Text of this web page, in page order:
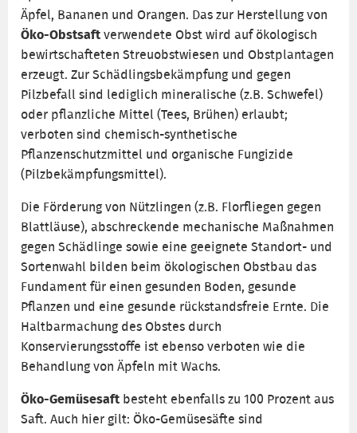
Äpfel, Bananen und Orangen. Das zur Herstellung von
Öko-Obstsaftverwendete Obst wird auf ökologisch
bewirtschafteten Streuobstwiesen und Obstplantagen
erzeugt. Zur Schädlingsbekämpfung und gegen
Pilzbefall sind lediglich mineralische (z.B. Schwefel)
oder pflanzliche Mittel (Tees, Brühen) erlaubt;
verboten sind chemisch-synthetische
Pflanzenschutzmittel und organische Fungizide
(Pilzbekämpfungsmittel).
Die Förderung von Nützlingen (z.B. Florfliegen gegen
Blattläuse), abschreckende mechanische Maßnahmen
gegen Schädlinge sowie eine geeignete Standort- und
Sortenwahl bilden beim ökologischen Obstbau das
Fundament für einen gesunden Boden, gesunde
Pflanzen und eine gesunde rückstandsfreie Ernte. Die
Haltbarmachung des Obstes durch
Konservierungsstoffe ist ebenso verboten wie die
Behandlung von Äpfeln mit Wachs.
Öko-Gemüsesaft besteht ebenfalls zu 100 Prozent aus
Saft. Auch hier gilt: Öko-Gemüsesäfte sind